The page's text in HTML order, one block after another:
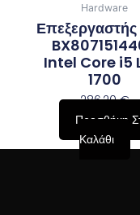
Hardware
Intel Core i5
1700
286,20€
Προσθήκη
Καλάθι